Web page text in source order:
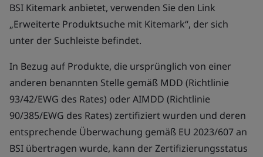
BSI Kitemark anbietet, verwenden Sie den Link
„Erweiterte Produktsuche mit Kitemark“, der sich
unter der Suchleiste befindet.
In Bezug auf Produkte, die ursprünglich von einer
anderen benannten Stelle gemäß MDD (Richtlinie
93/42/EWG des Rates) oder AIMDD (Richtlinie
90/385/EWG des Rates) zertifiziert wurden und deren
entsprechende Überwachung gemäß EU 2023/607 an
BSI übertragen wurde, kann der Zertifizierungsstatus